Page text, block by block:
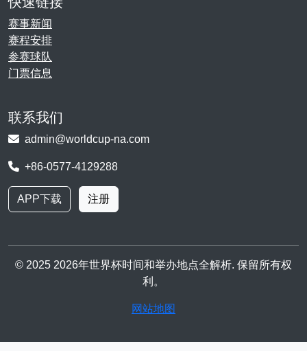
赛事新闻
赛程安排
参赛球队
门票信息
联系我们
admin@worldcup-na.com
+86-0577-4129288
APP下载 注册
© 2025 2026年世界杯时间和举办地点全解析. 保留所有权
利。
网站地图